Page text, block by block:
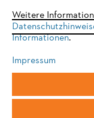
Allgemeine
Impressum
STIHL
eine optimale
einem der
Firefox
Weitere
Informationen.
Impressum